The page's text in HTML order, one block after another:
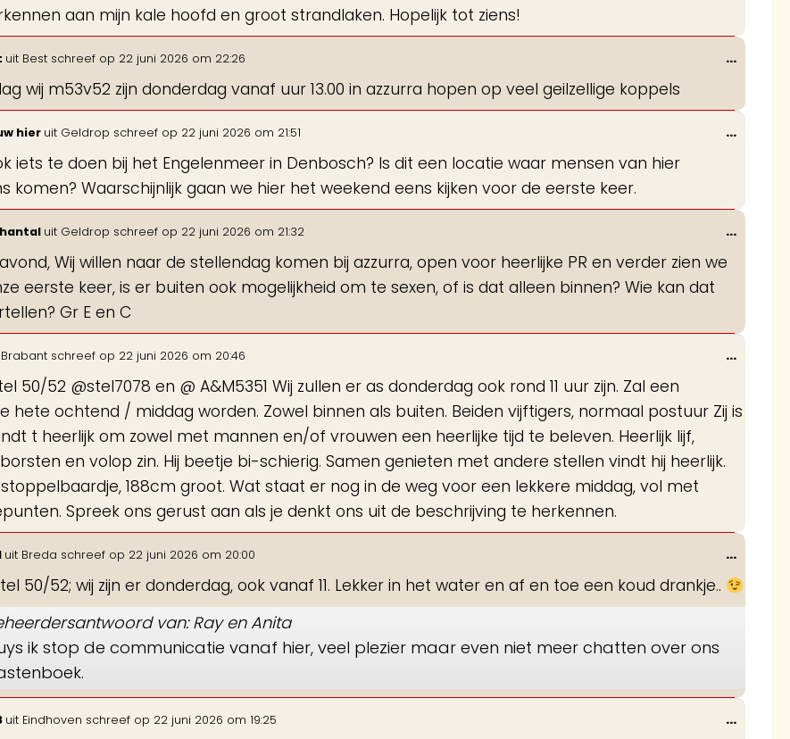
aan mijn kale hoofd en groot strandlaken. Hopelijk tot ziens!
uit Best schreef op 22 juni 2026 om 22:26
wij m53v52 zijn donderdag vanaf uur 13.00 in azzurra hopen op veel geilzellige koppels
...Wissel
hier uit Geldrop schreef op 22 juni 2026 om 21:51
iets te doen bij het Engelenmeer in Denbosch? Is dit een locatie waar mensen van hier
komen? Waarschijnlijk gaan we hier het weekend eens kijken voor de eerste keer.
...Wissel
uit Geldrop schreef op 22 juni 2026 om 21:32
Wij willen naar de stellendag komen bij azzurra, open voor heerlijke PR en verder zien we
eerste keer, is er buiten ook mogelijkheid om te sexen, of is dat alleen binnen? Wie kan dat
Gr E en C
...Wissel
Brabant schreef op 22 juni 2026 om 20:46
50/52 @stel7078 en @ A&M5351 Wij zullen er as donderdag ook rond 11 uur zijn. Zal een
hete ochtend / middag worden. Zowel binnen als buiten. Beiden vijftigers, normaal postuur Zij is
t heerlijk om zowel met mannen en/of vrouwen een heerlijke tijd te beleven. Heerlijk lijf,
en volop zin. Hij beetje bi-schierig. Samen genieten met andere stellen vindt hij heerlijk.
stoppelbaardje, 188cm groot. Wat staat er nog in de weg voor een lekkere middag, vol met
Spreek ons gerust aan als je denkt ons uit de beschrijving te herkennen.
...Wissel
uit Breda schreef op 22 juni 2026 om 20:00
50/52; wij zijn er donderdag, ook vanaf 11. Lekker in het water en af en toe een koud drankje..
van: Ray en Anita
ik stop de communicatie vanaf hier, veel plezier maar even niet meer chatten over ons
...Wissel
deze
uit Eindhoven schreef op 22 juni 2026 om 19:25 ...Wissel